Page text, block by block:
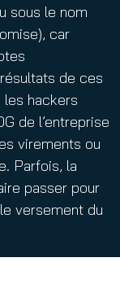
sous le nom
car
de ces
les hackers
de l’entreprise
virements ou
Parfois, la
passer pour
versement du